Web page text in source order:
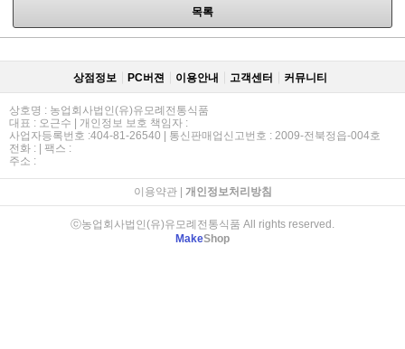
목록
상점정보 PC버젼 이용안내 고객센터 커뮤니티
상호명 : 농업회사법인(유)유모례전통식품
대표 : 오근수 | 개인정보 보호 책임자 :
사업자등록번호 :404-81-26540 | 통신판매업신고번호 : 2009-전북정읍-004호
전화 : | 팩스 :
주소 :
이용약관| 개인정보처리방침
ⓒ농업회사법인(유)유모례전통식품 All rights reserved.
MakeShop